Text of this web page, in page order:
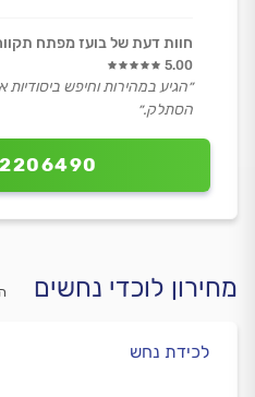
חוות דעת של בועז מפתח
5.00
״הגיע במהירות וחיפש
הסתלק.״
מחירון לוכדי נחשים
לכידת נחש